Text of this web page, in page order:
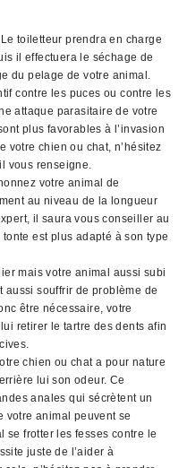
toiletteur prendra en charge
il effectuera le séchage de
du pelage de votre animal.
contre les puces ou contre les
attaque parasitaire de votre
plus favorables à l’invasion
votre chien ou chat, n’hésitez
vous renseigne.
votre animal de
au niveau de la longueur
il saura vous conseiller au
est plus adapté à son type
mais votre animal aussi subi
aussi souffrir de problème de
être nécessaire, votre
retirer le tartre des dents afin
chien ou chat a pour nature
lui son odeur. Ce
anales qui sécrètent un
votre animal peuvent se
se frotter les fesses contre le
juste de l’aider à